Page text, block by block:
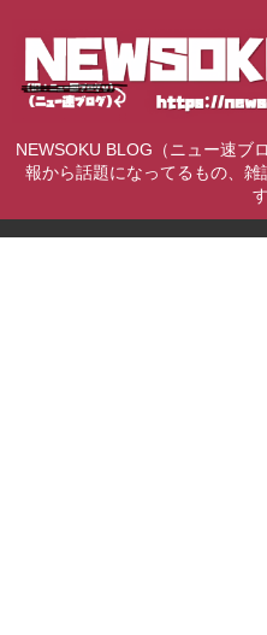
NEWSOKU BLOG（ニュー速ブ
報から話題になってるもの、